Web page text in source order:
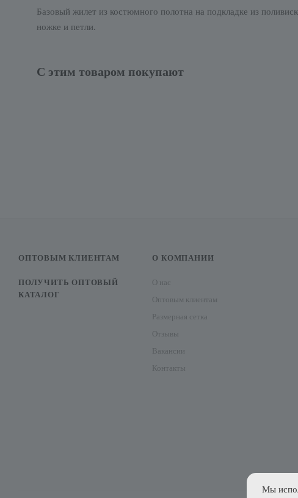
Базовый жилет из костюмного полотна на подкладке из
ножке и петли.
С этим товаром покупают
ОПТОВЫМ КЛИЕНТАМ
ПОЛУЧИТЬ ОПТОВЫЙ
КАТАЛОГ
О КОМПАНИИ
О нас
Оптовым клиентам
Размерная сетка
Отзывы
Вакансии
Контакты
Мы